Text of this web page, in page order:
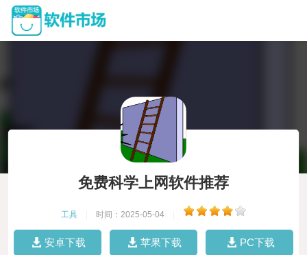
免费科学上网软件推荐
工具 时间：2025-05-04
安卓下载 苹果下载 PC下载